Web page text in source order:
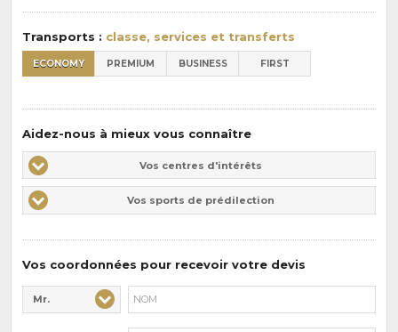
:
Transports : classe, services et transferts
ECONOMY PREMIUM BUSINESS FIRST
Aidez-nous à mieux vous connaître
Vos
centres
d'intérêts
Vos centres d'intérêts
Vos
sports
Vos sports de prédilection
Vos coordonnées pour recevoir votre devis
Civilité* :
Mr.
Nom* :